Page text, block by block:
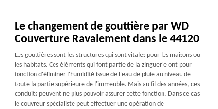
Le changement de gouttière par WD
Couverture Ravalement dans le 44120
Les gouttières sont les structures qui sont vitales pour les maisons ou
les habitats. Ces éléments qui font partie de la zinguerie ont pour
fonction d'éliminer l'humidité issue de l'eau de pluie au niveau de
toute la partie supérieure de l'immeuble. Mais au fil des années, ces
conduits peuvent ne plus pouvoir assurer cette fonction. Dans ce cas
le couvreur spécialiste peut effectuer une opération de